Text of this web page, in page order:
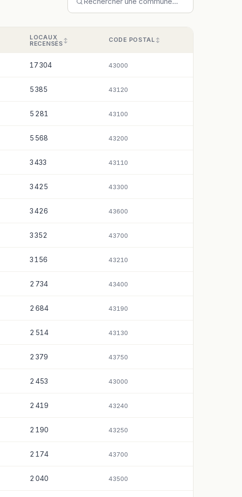
LOCAUX
RECENSÉS
CODE POSTAL
17 304 43000
5 385 43120
5 281 43100
5 568 43200
3 433 43110
3 425 43300
3 426 43600
3 352 43700
3 156 43210
2 734 43400
2 684 43190
2 514 43130
2 379 43750
2 453 43000
2 419 43240
2 190 43250
2 174 43700
2 040 43500